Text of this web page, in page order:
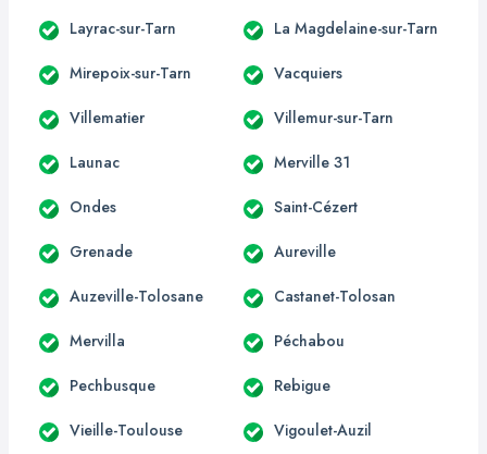
Layrac-sur-Tarn La Magdelaine-sur-Tarn
Mirepoix-sur-Tarn Vacquiers
Villematier Villemur-sur-Tarn
Launac Merville 31
Ondes Saint-Cézert
Grenade Aureville
Auzeville-Tolosane Castanet-Tolosan
Mervilla Péchabou
Pechbusque Rebigue
Vieille-Toulouse Vigoulet-Auzil